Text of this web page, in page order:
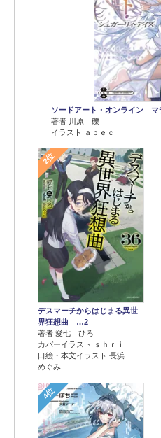
ソードアート・オンライン
著者 川原 礫
イラスト ａｂｅｃ
2位
デスマーチからはじまる異世
界狂想曲 …2
著者 愛七 ひろ
カバーイラスト ｓｈｒｉ
口絵・本文イラスト 長浜
めぐみ
4位